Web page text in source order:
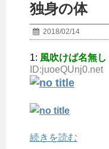
独身の体
2018/02/14
1: 風吹けば名無し
ID:juoeQUnj0.net
続きを読む